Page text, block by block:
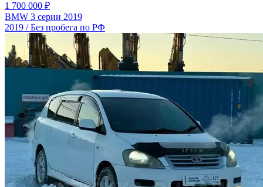
1 700 000 ₽
BMW 3 серии 2019
2019 / Без пробега по РФ